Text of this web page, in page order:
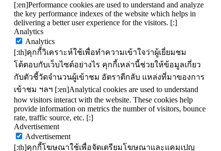
[:en]Performance cookies are used to understand and analyze
the key performance indexes of the website which helps in
delivering a better user experience for the visitors. [:]
Analytics
Analytics
[:th]คุกกี้วิเคราะห์ใช้เพื่อทำความเข้าใจว่าผู้เยี่ยมชม
โต้ตอบกับเว็บไซต์อย่างไร คุกกี้เหล่านี้ช่วยให้ข้อมูลเกี่ยว
กับตัวชี้วัดจำนวนผู้เข้าชม อัตราตีกลับ แหล่งที่มาของการ
เข้าชม ฯลฯ [:en]Analytical cookies are used to understand
how visitors interact with the website. These cookies help
provide information on metrics the number of visitors, bounce
rate, traffic source, etc. [:]
Advertisement
Advertisement
[:th]คุกกี้โฆษณาใช้เพื่อจัดเตรียมโฆษณาและแคมเปญ